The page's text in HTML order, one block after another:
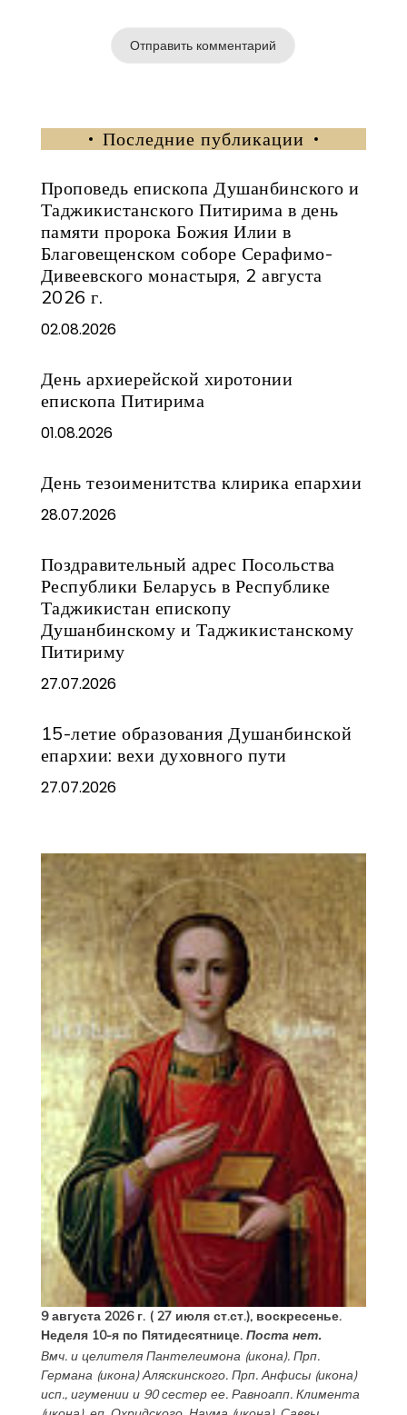
Последние публикации
Проповедь епископа Душанбинского и
Таджикистанского Питирима в день
памяти пророка Божия Илии в
Благовещенском соборе Серафимо-
Дивеевского монастыря, 2 августа
2026 г.
02.08.2026
День архиерейской хиротонии
епископа Питирима
01.08.2026
День тезоименитства клирика епархии
28.07.2026
Поздравительный адрес Посольства
Республики Беларусь в Республике
Таджикистан епископу
Душанбинскому и Таджикистанскому
Питириму
27.07.2026
15-летие образования Душанбинской
епархии: вехи духовного пути
27.07.2026
9 августа 2026 г. ( 27 июля ст.ст.), воскресенье.
Неделя 10-я по Пятидесятнице. Поста нет.
Вмч. и целителя Пантелеимона(икона). Прп.
Германа(икона) Аляскинского. Прп.Анфисы(икона)
исп., игумении и 90 сестер ее. Равноапп. Климента